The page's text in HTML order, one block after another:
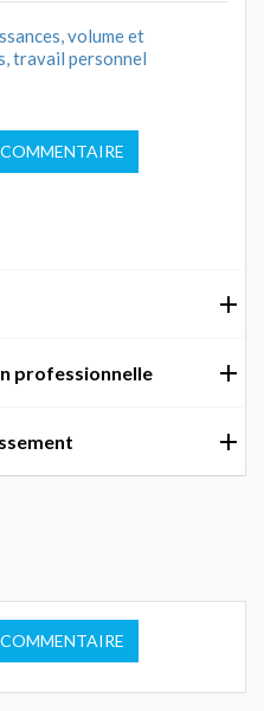
volume et
travail personnel
professionnelle